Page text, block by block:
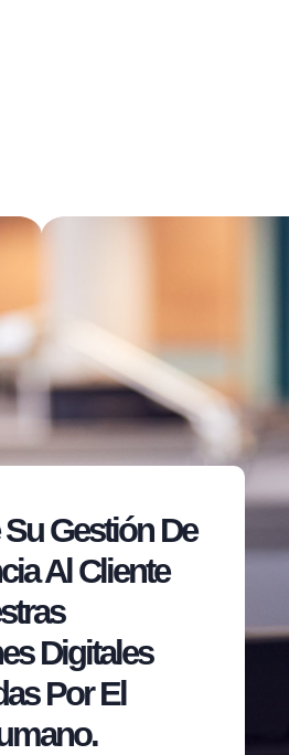
Gestión De
Al Cliente
Digitales
Por El